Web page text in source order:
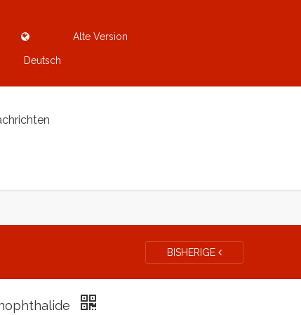
Deutsch
Alte Version
BISHERIGE